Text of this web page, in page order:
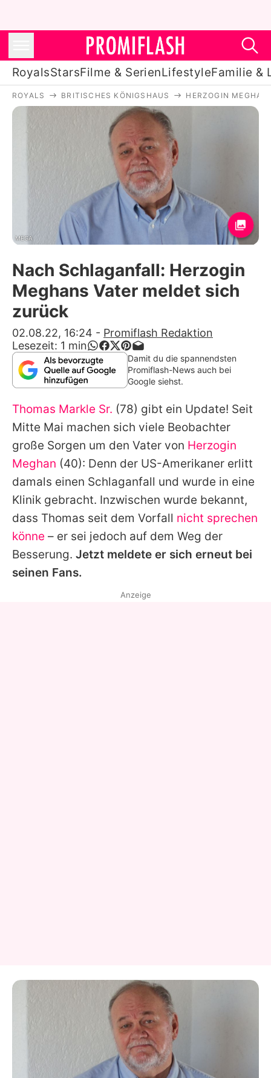
RoyalsStarsFilme & SerienLifestyleFamilie &
Royals
Stars
Filme & Serien
Lifestyle
Familie & Liebe
Promiflash Exklusiv
Alle Themen auf Promiflash
App runterladen
Team
Redaktionelle Richtlinien
Impressum
Datenschutzerklärung
Nutzungsbedingungen
Utiq verwalten
ROYALS BRITISCHES KÖNIGSHAUS HERZOGIN MEGHAN
MEGA
Nach Schlaganfall: Herzogin
Meghans Vater meldet sich
zurück
02.08.22, 16:24 - Promiflash Redaktion
Lesezeit: 1 min
Damit du die spannendsten
Promiflash-News auch bei
Google siehst.
Thomas Markle Sr. (78) gibt ein Update! Seit
Mitte Mai machen sich viele Beobachter
große Sorgen um den Vater von Herzogin
Meghan (40): Denn der US-Amerikaner erlitt
damals einen Schlaganfall und wurde in eine
Klinik gebracht. Inzwischen wurde bekannt,
dass Thomas seit dem Vorfall nicht sprechen
könne – er sei jedoch auf dem Weg der
Besserung. Jetzt meldete er sich erneut bei
seinen Fans.
Anzeige